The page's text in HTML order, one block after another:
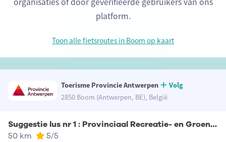
platform.
Toon alle fietsroutes in Boom op kaart
Toerisme Provincie Antwerpen
Volg
2850 Boom (Antwerpen, BE), België
Suggestie lus nr 1 : Provinciaal Recreatie- en Groendomein De Schorre
50 km 5/5